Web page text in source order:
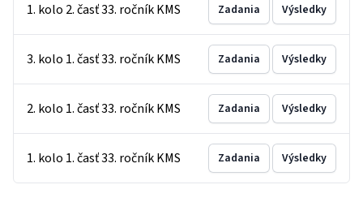
1. kolo 2. časť 33. ročník KMS Zadania Výsledky
3. kolo 1. časť 33. ročník KMS Zadania Výsledky
2. kolo 1. časť 33. ročník KMS Zadania Výsledky
1. kolo 1. časť 33. ročník KMS Zadania Výsledky